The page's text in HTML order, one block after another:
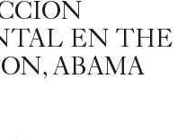
EN THE
ABAMA